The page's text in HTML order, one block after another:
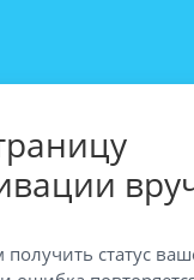
статус